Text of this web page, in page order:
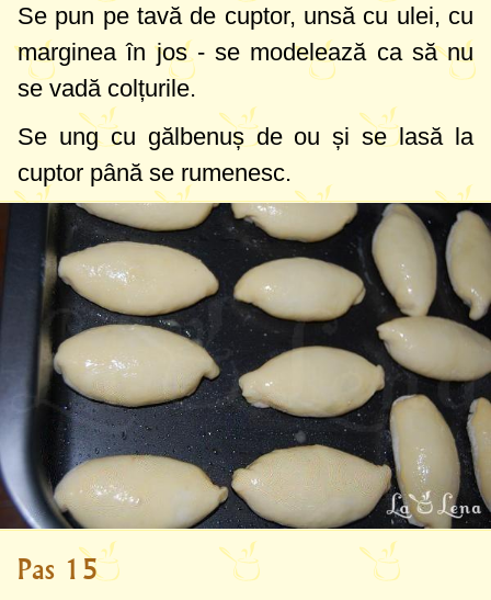
Se pun pe tavă de cuptor, unsă cu ulei, cu
marginea în jos - se modelează ca să nu
se vadă colțurile.
Se ungcu gălbenuș de ou și se lasă la
cuptor până se rumenesc.
Pas 15